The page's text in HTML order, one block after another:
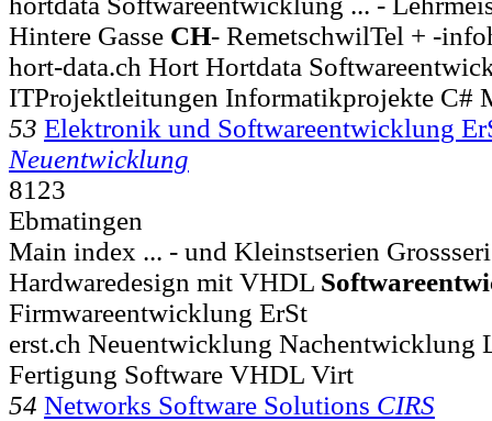
Hintere Gasse CH- RemetschwilTel + -
hort-data.ch Hort Hortdata
ITProjektleitungen Informatikprojekte C#
53 Elektronik und Softwareentwicklung
Neuentwicklung
8123
Ebmatingen
Main index ... - und Kleinstserien
Hardwaredesign mit VHDL
Firmwareentwicklung ErSt
erst.ch Neuentwicklung Nachentwicklung
Fertigung Software VHDL Virt
54 Networks Software Solutions CIRS